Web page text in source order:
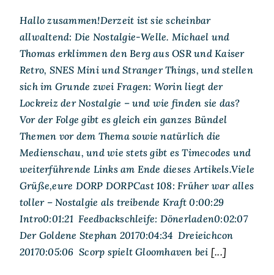
Hallo zusammen!Derzeit ist sie scheinbar
allwaltend: Die Nostalgie-Welle. Michael und
Thomas erklimmen den Berg aus OSR und Kaiser
Retro, SNES Mini und Stranger Things, und stellen
sich im Grunde zwei Fragen: Worin liegt der
Lockreiz der Nostalgie – und wie finden sie das?
Vor der Folge gibt es gleich ein ganzes Bündel
Themen vor dem Thema sowie natürlich die
Medienschau, und wie stets gibt es Timecodes und
weiterführende Links am Ende dieses Artikels.Viele
Grüße,eure DORP DORPCast 108: Früher war alles
toller – Nostalgie als treibende Kraft 0:00:29
Intro0:01:21 Feedbackschleife: Dönerladen0:02:07
Der Goldene Stephan 20170:04:34 Dreieichcon
20170:05:06 Scorp spielt Gloomhaven bei [...]